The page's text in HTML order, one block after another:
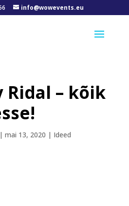
info@wowevents.eu
Ridal – kõik
| mai 13, 2020 | Ideed